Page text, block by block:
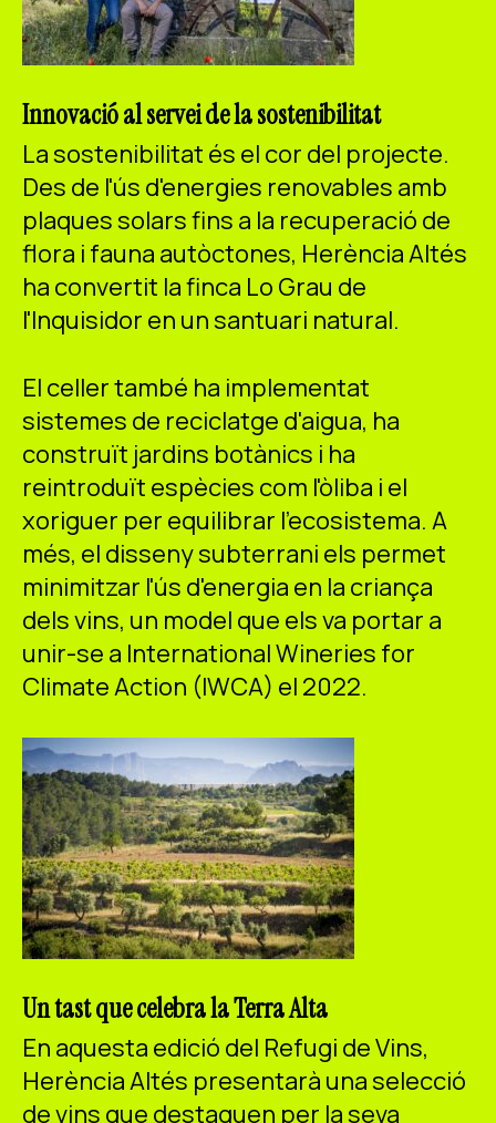
Innovació al servei de la sostenibilitat
La sostenibilitat és el cor del projecte.
Des de l'ús d'energies renovables amb
plaques solars fins a la recuperació de
flora i fauna autòctones, Herència Altés
ha convertit la finca Lo Grau de
l'Inquisidor en un santuari natural.
El celler també ha implementat
sistemes de reciclatge d'aigua, ha
construït jardins botànics i ha
reintroduït espècies com l'òliba i el
xoriguer per equilibrar l'ecosistema. A
més, el disseny subterrani els permet
minimitzar l'ús d'energia en la criança
dels vins, un model que els va portar a
unir-se a International Wineries for
Climate Action (IWCA) el 2022.
Un tast que celebra la Terra Alta
En aquesta edició del Refugi de Vins,
Herència Altés presentarà una selecció
de vins que destaquen per la seva